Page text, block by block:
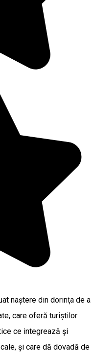
naştere din dorinţa de a
care oferă turiştilor
ce integrează şi
şi care dă dovadă de